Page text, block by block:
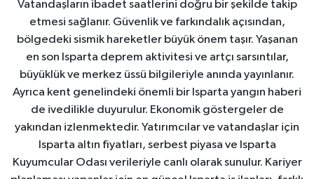
Vatandaşların ibadet saatlerini doğru bir şekilde takip
etmesi sağlanır. Güvenlik ve farkındalık açısından,
bölgedeki sismik hareketler büyük önem taşır. Yaşanan
en son Isparta deprem aktivitesi ve artçı sarsıntılar,
büyüklük ve merkez üssü bilgileriyle anında yayınlanır.
Ayrıca kent genelindeki önemli bir Isparta yangın haberi
de ivedilikle duyurulur. Ekonomik göstergeler de
yakından izlenmektedir. Yatırımcılar ve vatandaşlar için
Isparta altın fiyatları, serbest piyasa ve Isparta
Kuyumcular Odası verileriyle canlı olarak sunulur. Kariyer